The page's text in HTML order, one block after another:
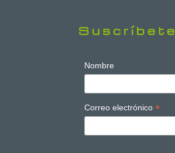
Suscríbete
Nombre
Correo electrónico *